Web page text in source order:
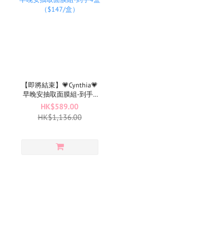
【即將結束】💗Cynthia💗
早晚安抽取面膜組-到手4
盒（$147/盒）
HK$589.00
HK$1,136.00